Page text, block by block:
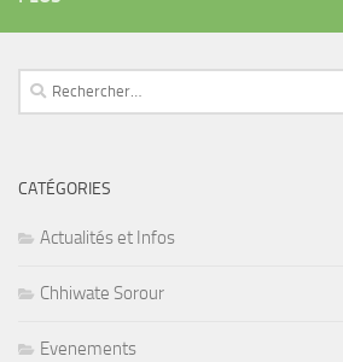
Rechercher :
CATÉGORIES
Actualités et Infos
Chhiwate Sorour
Evenements